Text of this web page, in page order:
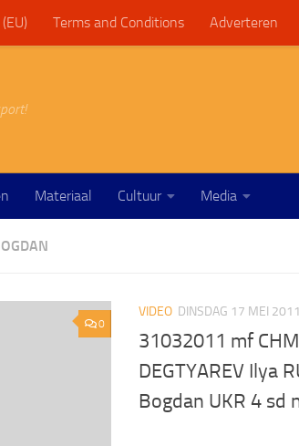
Terms and Conditions Adverteren
Materiaal Cultuur Media
0
VIDEO DINSDAG 17 MEI 2011
31032011 mf
DEGTYAREV Ilya
Bogdan UKR 4 sd